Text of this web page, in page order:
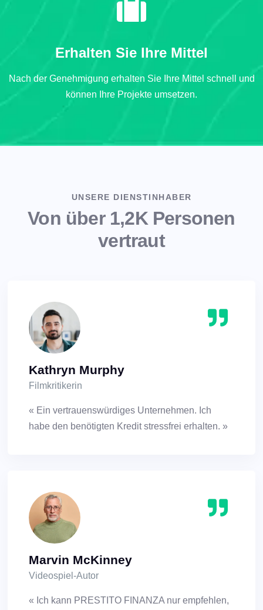
Erhalten Sie Ihre Mittel
Nach der Genehmigung erhalten Sie Ihre Mittel schnell und
können Ihre Projekte umsetzen.
UNSERE DIENSTINHABER
Von über 1,2K Personen
vertraut
Kathryn Murphy
Filmkritikerin
« Ein vertrauenswürdiges Unternehmen. Ich
habe den benötigten Kredit stressfrei erhalten. »
Marvin McKinney
Videospiel-Autor
« Ich kann PRESTITO FINANZA nur empfehlen,